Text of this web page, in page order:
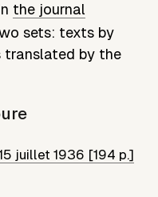
the journal
sets: texts by
translated by the
juillet 1936 [194 p.]